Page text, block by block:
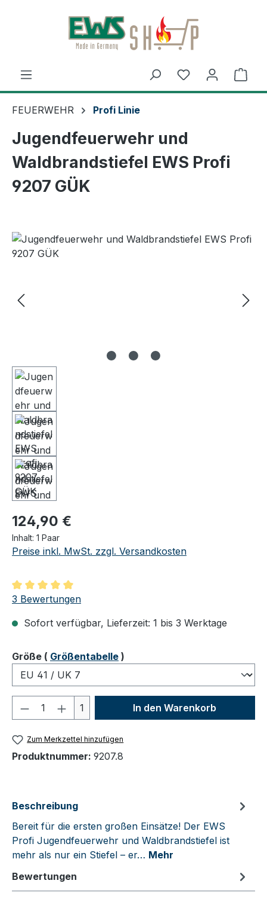
Zum Hauptinhalt springen
FEUERWEHR Profi Linie
Jugendfeuerwehr und
Waldbrandstiefel EWS Profi
9207 GÜK
Regulärer Preis:
124,90 €
Inhalt: 1 Paar
Preise inkl. MwSt. zzgl. Versandkosten
Durchschnittliche Bewertung von 5 von 5 Sternen
3 Bewertungen
Sofort verfügbar, Lieferzeit: 1 bis 3 Werktage
Größeauswählen
( Größentabelle )
Produkt Anzahl: Gib den
1 In den Warenkorb
Zum Merkzettel hinzufügen
Produktnummer: 9207.8
Beschreibung
Bereit für die ersten großen Einsätze! Der EWS
Profi Jugendfeuerwehr und Waldbrandstiefel ist
mehr als nur ein Stiefel – er… Mehr
Bewertungen